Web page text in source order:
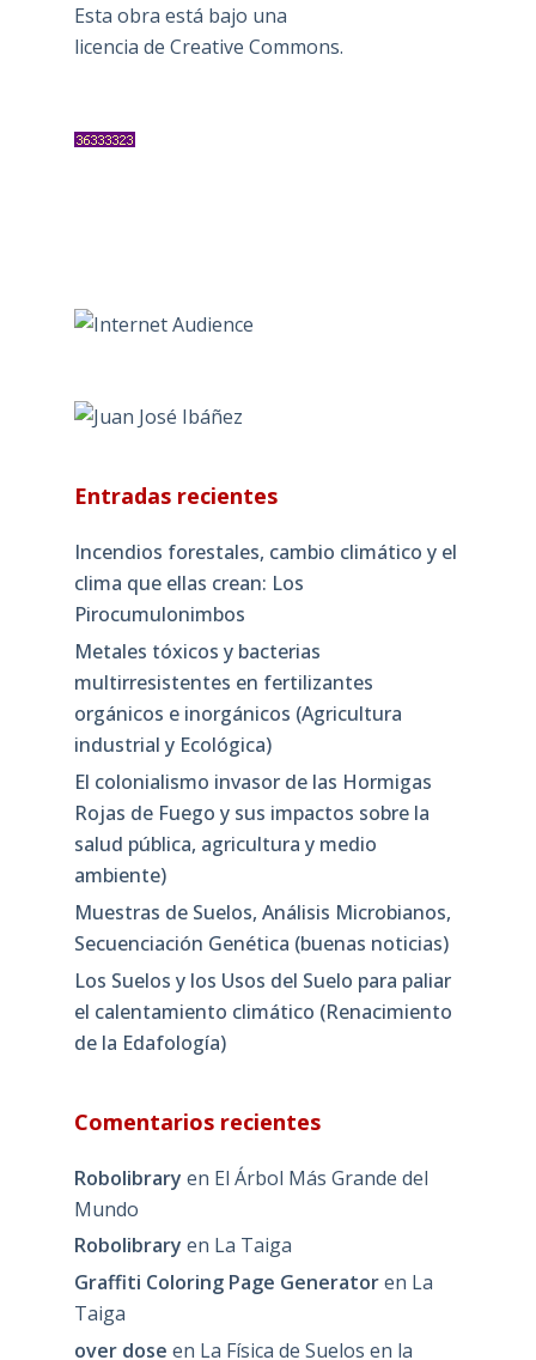
Esta obra está bajo una
licencia de Creative Commons.
Entradas recientes
Incendios forestales, cambio climático y el
clima que ellas crean: Los
Pirocumulonimbos
Metales tóxicos y bacterias
multirresistentes en fertilizantes
orgánicos e inorgánicos (Agricultura
industrial y Ecológica)
El colonialismo invasor de las Hormigas
Rojas de Fuego y sus impactos sobre la
salud pública, agricultura y medio
ambiente)
Muestras de Suelos, Análisis Microbianos,
Secuenciación Genética (buenas noticias)
Los Suelos y los Usos del Suelo para paliar
el calentamiento climático (Renacimiento
de la Edafología)
Comentarios recientes
Robolibrary en El Árbol Más Grande del
Mundo
Robolibrary en La Taiga
Graffiti Coloring Page Generatoren La
Taiga
over dose en La Física de Suelos en la